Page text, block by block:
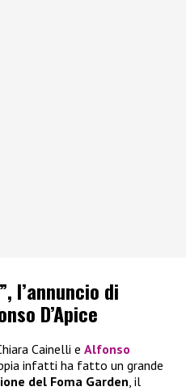
l’annuncio di
D’Apice
Cainelli e Alfonso
infatti ha fatto un grande
del Foma Garden , il